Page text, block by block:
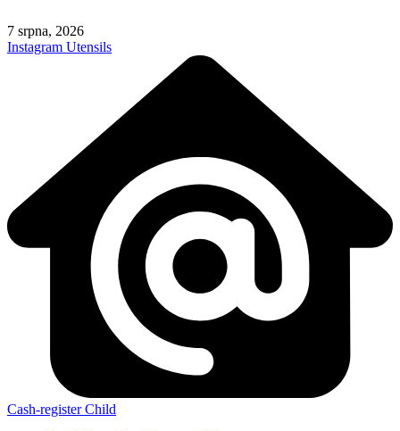
to
content
7 srpna, 2026
Instagram Utensils
Cash-register Child